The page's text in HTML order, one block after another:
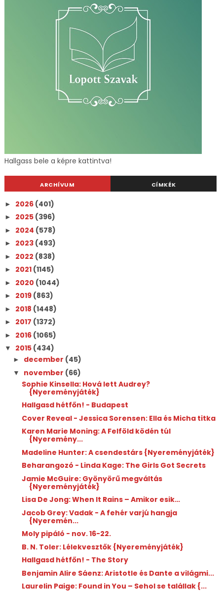
Hallgass bele a képre kattintva!
ARCHÍVUM CÍMKÉK
► 2026 (401)
► 2025 (396)
► 2024 (578)
► 2023 (493)
► 2022 (838)
► 2021 (1145)
► 2020 (1044)
► 2019 (863)
► 2018 (1448)
► 2017 (1372)
► 2016 (1065)
▼ 2015 (434)
► december (45)
▼ november (66)
Sophie Kinsella: Hová lett Audrey?
{Nyereményjáték}
Hallgasd hétfőn! - Budapest
Cover Reveal - Jessica Sorensen: Ella és Micha titka
Karen Marie Moning: A Felföld ködén túl
{Nyeremény...
Madeline Hunter: A csendestárs {Nyereményjáték}
Beharangozó - Linda Kage: The Girls Got Secrets
Jamie McGuire: Gyönyörű megváltás
{Nyereményjáték}
Lisa De Jong: When It Rains – Amikor esik…
Jacob Grey: Vadak - A fehér varjú hangja
{Nyeremén...
Moly pipáló - nov. 16-22.
B. N. Toler: Lélekvesztők {Nyereményjáték}
Hallgasd hétfőn! - The Story
Benjamin Alire Sáenz: Aristotle és Dante a világmi...
Laurelin Paige: Found in You – Sehol se talállak {...